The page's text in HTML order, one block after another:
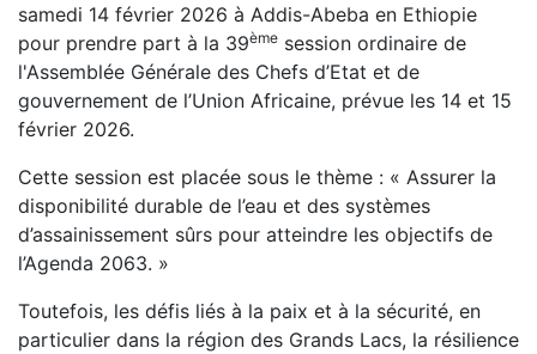
samedi 14 février 2026 à Addis-Abeba en Ethiopie
pour prendre part à la 39ème session ordinaire de
l'Assemblée Générale des Chefs d’Etat et de
gouvernement de l’Union Africaine, prévue les 14 et 15
février 2026.
Cette session est placée sous le thème : « Assurer la
disponibilité durable de l’eau et des systèmes
d’assainissement sûrs pour atteindre les objectifs de
l’Agenda 2063. »
Toutefois, les défis liés à la paix et à la sécurité, en
particulier dans la région des Grands Lacs, la résilience